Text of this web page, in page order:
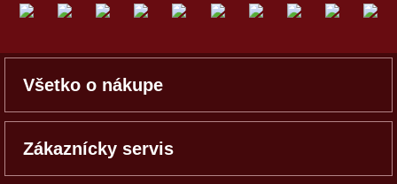
Všetko o nákupe
Zákaznícky servis